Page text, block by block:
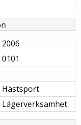
2006
0101
Hästsport
Lägerverksamhet